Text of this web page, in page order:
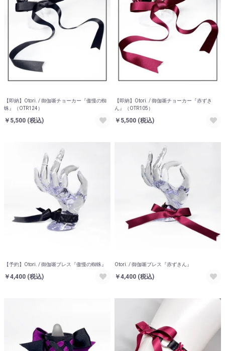
【即納】Otori. / 御伽噺チョーカー『傲慢の蜘
蛛』（OTR124）
￥5,500 (税込)
【即納】Otori. / 御伽噺チョーカー『赤ずき
ん』（OTR105）
￥5,500 (税込)
【予約】Otori. / 御伽噺ブレス『傲慢の蜘蛛』
￥4,400 (税込)
Otori. / 御伽噺ブレス『赤ずきん』
￥4,400 (税込)